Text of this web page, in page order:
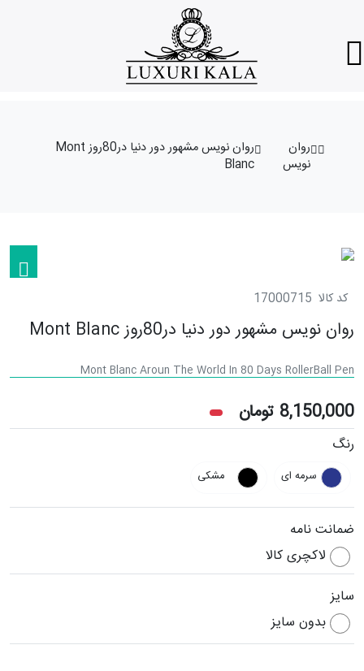
روان
نویس
روان نویس مشهور دور دنیا در80روز Mont
Blanc
کد کالا 17000715
روان نویس مشهور دور دنیا در80روز Mont Blanc
Mont Blanc Aroun The World In 80 Days RollerBall Pen
8,150,000 تومان
رنگ
سرمه ای مشکی
ضمانت نامه
لاکچری کالا
سایز
بدون سایز